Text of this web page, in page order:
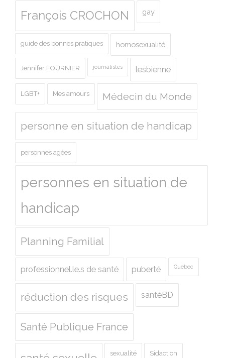
François CROCHON gay
guide des bonnes pratiques homosexualité
Jennifer FOURNIER journalistes lesbienne
LGBT+ Mes amours Médecin du Monde
personne en situation de handicap
personnes agées
personnes en situation de
handicap
Planning Familial
professionnel.le.s de santé puberté Quebec
réduction des risques santéBD
Santé Publique France
sexualité Sidaction